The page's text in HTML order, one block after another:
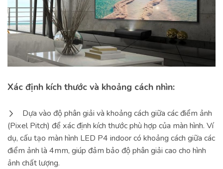
Xác định kích thước và khoảng cách nhìn:
Dựa vào độ phân giải và khoảng cách giữa các điểm ảnh
(Pixel Pitch) để xác định kích thước phù hợp của màn hình. Ví
dụ, cấu tạo màn hình LED P4 indoor có khoảng cách giữa các
điểm ảnh là 4mm, giúp đảm bảo độ phân giải cao cho hình
ảnh chất lượng.